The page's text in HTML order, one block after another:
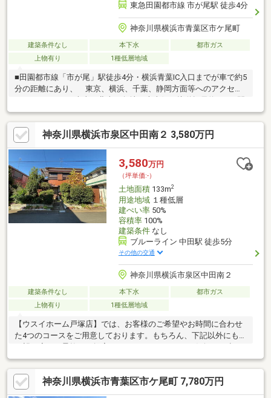
東急田園都市線 市が尾駅 徒歩4分
神奈川県横浜市青葉区市ケ尾町
建築条件なし 本下水
都市ガス
上物有り
1種低層地域
■田園都市線「市が尾」駅徒歩4分・横浜青葉IC入口までが車で約5
分の距離にあり、 東京、横浜、千葉、静岡方面等へのアクセス
口（10.3m） 北東側：接道幅員4.1m×間口（13.3m） 別途隅切
りあり（南東側約3.0m）■＜建築条件なし＞自由自在な建築を！
⇒お客様のお好きなハウスメーカーや 工務店でご自由に建物を
建築できます。
神奈川県横浜市泉区中田南２ 3,580万円
3,580万円
（坪単価:-）
土地面積133m2
用途地域１種低層
建ぺい率50%
容積率100%
建築条件なし
ブルーライン 中田駅 徒歩5分
その他の交通
神奈川県横浜市泉区中田南２
建築条件なし 本下水
都市ガス
上物有り
1種低層地域
【ウスイホーム戸塚店】では、お客様のご希望やお時間に合わせ
た4つのコースをご用意しております。もちろん、下記以外にもご
要望に応じて柔軟にご提案をさせて頂きますのでお気軽にお申し
付け下さい。※メールでのお問い合わせの際にはコメント欄にご
希望を記載して下さい。※お電話でのお問い合わせの際には担当
スタッフに直接お申し付け下さい。(1)30分コース（現地ご案内）
物件最寄り駅や、現地、ご自宅などでお待ち合わせをさせて頂
神奈川県横浜市青葉区市ケ尾町 7,780万円